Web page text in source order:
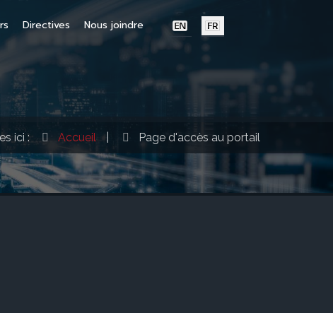
Directives Nous joindre
ici : Accueil Page d'accès au portail